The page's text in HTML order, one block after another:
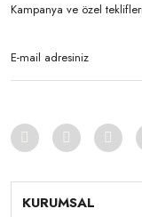
Kampanya ve özel
KURUMSAL